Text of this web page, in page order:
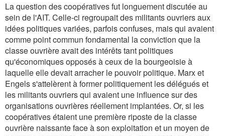
La question des coopératives fut longuement discutée au
sein de l'AIT. Celle-ci regroupait des militants ouvriers aux
idées politiques variées, parfois confuses, mais qui avaient
comme point commun fondamental la conviction que la
classe ouvrière avait des intérêts tant politiques
qu'économiques opposés à ceux de la bourgeoisie à
laquelle elle devait arracher le pouvoir politique. Marx et
Engels s'attelèrent à former politiquement les délégués et
les militants ouvriers qui avaient une influence sur des
organisations ouvrières réellement implantées. Or, si les
coopératives étaient une première riposte de la classe
ouvrière naissante face à son exploitation et un moyen de